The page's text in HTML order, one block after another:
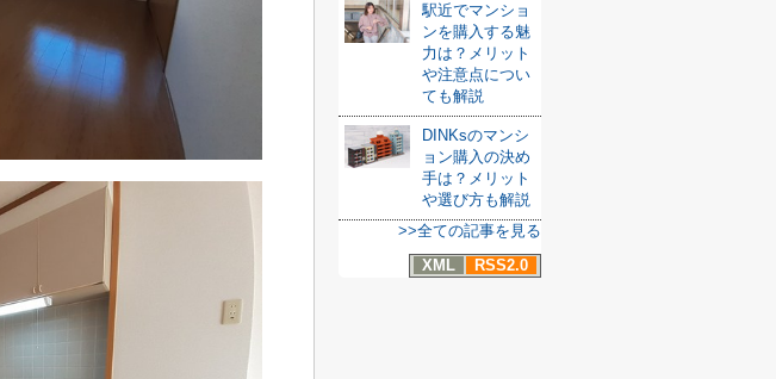
駅近でマンショ
ンを購入する魅
力は？メリット
や注意点につい
ても解説
DINKsのマンシ
ョン購入の決め
手は？メリット
や選び方も解説
>>全ての記事を見る
XML
RSS2.0